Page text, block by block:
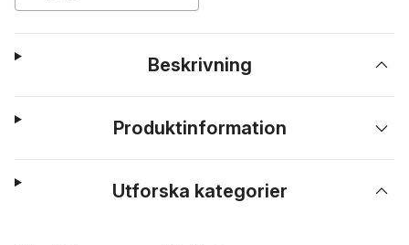
Beskrivning
Produktinformation
Utforska kategorier